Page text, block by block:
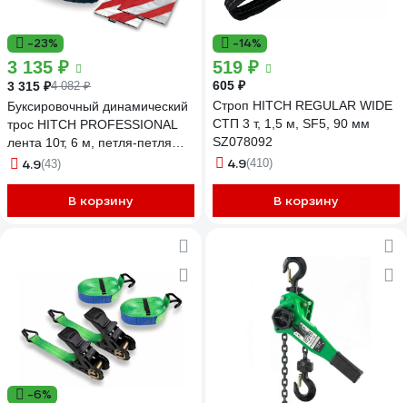
-23%
3 135 ₽
3 315 ₽4 082 ₽
Буксировочный динамический
трос HITCH PROFESSIONAL
лента 10т, 6 м, петля-петля
SZ071510
4.9(43)
В корзину
-14%
519 ₽
605 ₽
Строп HITCH REGULAR WIDE
СТП 3 т, 1,5 м, SF5, 90 мм
SZ078092
4.9(410)
В корзину
-6%